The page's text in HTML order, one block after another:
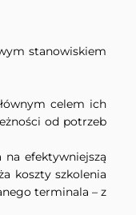
stanowiskiem
celem ich
od potrzeb
efektywniejszą
koszty szkolenia
terminala – z